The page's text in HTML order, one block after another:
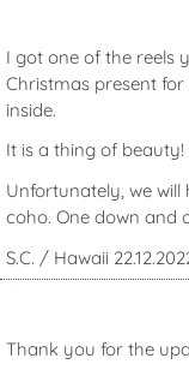
I got one of the reels
Christmas present
inside.
It is a thing of beauty!
Unfortunately, we
coho. One down and
S.C. / Hawaii
Thank you for the